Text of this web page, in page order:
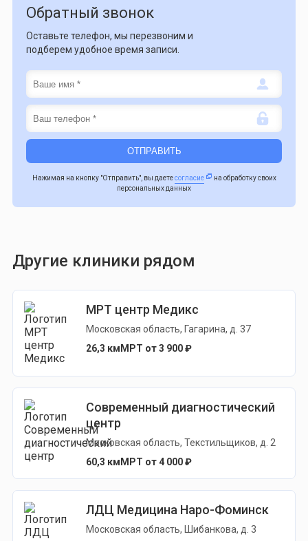
Обратный звонок
Оставьте телефон, мы перезвоним и
подберем удобное время записи.
Нажимая на кнопку "Отправить", вы даетесогласие
на обработку своих
персональных данных
Другие клиники рядом
МРТ центр Медикс
Московская область, Гагарина, д. 37
26,3 км МРТ от 3 900 ₽
Современный диагностический
центр
Московская область, Текстильщиков, д. 2
60,3 км МРТ от 4 000 ₽
ЛДЦ Медицина Наро-Фоминск
Московская область, Шибанкова, д. 3